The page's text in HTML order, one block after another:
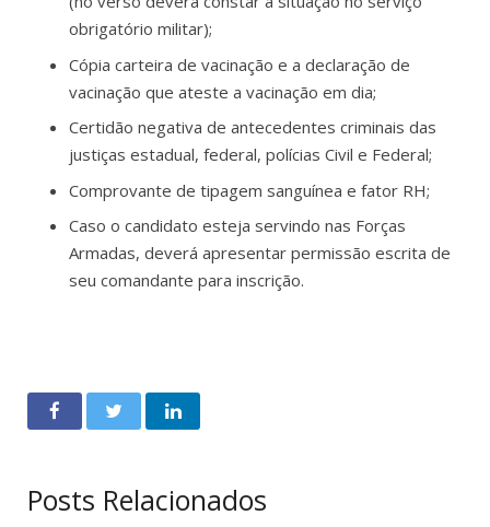
obrigatório militar);
Cópia carteira de vacinação e a declaração de
vacinação que ateste a vacinação em dia;
Certidão negativa de antecedentes criminais das
justiças estadual, federal, polícias Civil e Federal;
Comprovante de tipagem sanguínea e fator RH;
Caso o candidato esteja servindo nas Forças
Armadas, deverá apresentar permissão escrita de
seu comandante para inscrição.
Posts Relacionados